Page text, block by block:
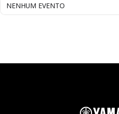
NENHUM EVENTO